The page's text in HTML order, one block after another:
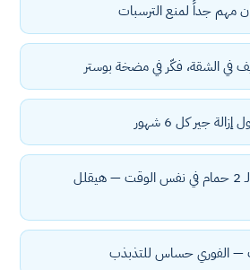
مهم جداً لمنع الترسبات
في الشقة، فكّر في مضخة بوستر
جير كل 6 شهور
لا تستخدم السخان لـ 2 حمام في نفس الوقت — هيقلل
— الفوري حساس للتذبذب